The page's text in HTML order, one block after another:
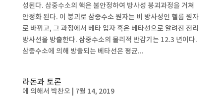
성된다. 삼중수소의 핵은 불안정하여 방사성 붕괴과정을 거쳐
안정화 된다. 이 붕괴로 삼중수소 원자는 비 방사성인 헬륨 원자
로 바뀌고, 그 과정에서 베타 입자 혹은 베타선으로 알려진 전리
방사선을 방출한다. 삼중수소의 물리적 반감기는 12.3 년이다.
삼중수소에 의해 방출되는 베타선은 평균...
라돈과 토론
에 의해서 박찬오| 7월 14, 2019